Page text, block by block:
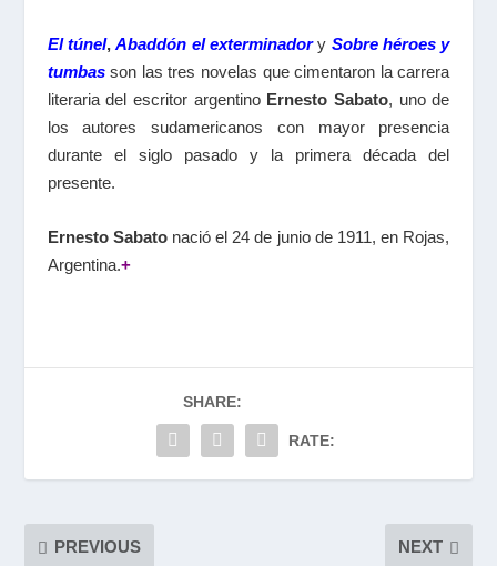
El túnel,Abaddón el exterminadory Sobre héroes y
tumbas son las tres novelas que cimentaron la carrera
literaria del escritor argentino Ernesto Sabato, uno de
los autores sudamericanos con mayor presencia
durante el siglo pasado y la primera década del
presente.
Ernesto Sabatonació el 24 de junio de 1911, en Rojas,
Argentina.+
SHARE:
RATE:
PREVIOUS NEXT